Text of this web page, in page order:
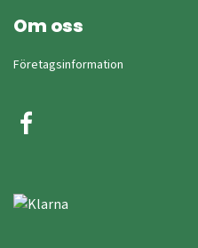
Om oss
Företagsinformation